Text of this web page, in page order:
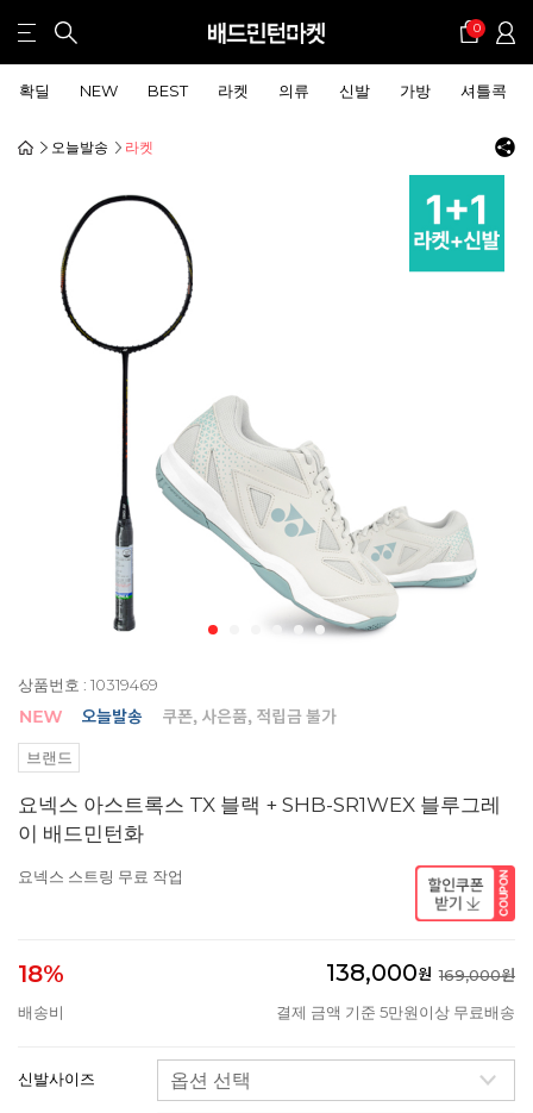
0
확딜 NEW BEST 라켓 의류 신발 가방 셔틀콕
오늘발송 라켓
상품번호 : 10319469
브랜드
요넥스 아스트록스 TX 블랙 + SHB-SR1WEX 블루그레
이 배드민턴화
요넥스 스트링 무료 작업
18% 138,000원 169,000원
배송비
결제 금액 기준 5만원이상 무료배송
신발사이즈